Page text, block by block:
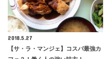
2018.5.27
【サ・ラ・マンジェ】コスパ最強カ